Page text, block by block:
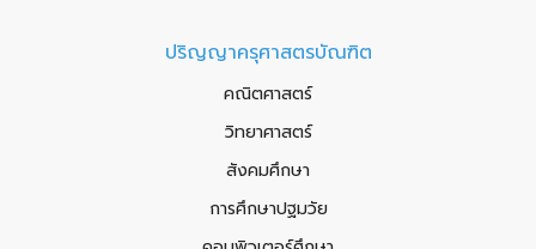
ปริญญาครุศาสตรบัณฑิต
คณิตศาสตร์
วิทยาศาสตร์
สังคมศึกษา
การศึกษาปฐมวัย